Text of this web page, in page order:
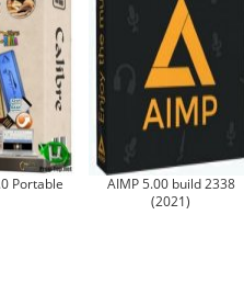
Portable
AIMP 5.00 build 2338
(2021)